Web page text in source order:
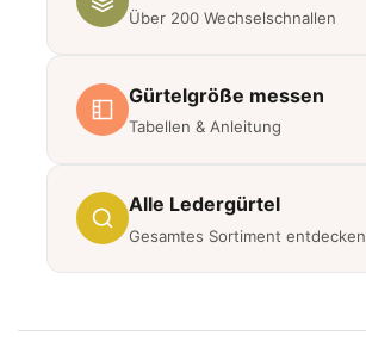
Über 200 Wechselschnallen
Gürtelgröße messen
Tabellen & Anleitung
Alle Ledergürtel
Gesamtes Sortiment entdecken